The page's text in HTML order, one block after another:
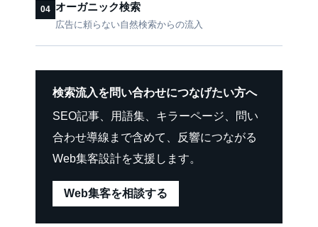
04 オーガニック検索
広告に頼らない自然検索からの流入
検索流入を問い合わせにつなげたい方へ
SEO記事、用語集、キラーページ、問い
合わせ導線まで含めて、反響につながる
Web集客設計を支援します。
Web集客を相談する